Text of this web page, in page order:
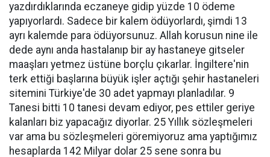
yazdırdıklarında eczaneye gidip yüzde 10 ödeme
yapıyorlardı. Sadece bir kalem ödüyorlardı, şimdi 13
ayrı kalemde para ödüyorsunuz. Allah korusun nine ile
dede aynı anda hastalanıp bir ay hastaneye gitseler
maaşları yetmez üstüne borçlu çıkarlar. İngiltere'nin
terk ettiği başlarına büyük işler açtığı şehir hastaneleri
sitemini Türkiye'de 30 adet yapmayı planladılar. 9
Tanesi bitti 10 tanesi devam ediyor, pes ettiler geriye
kalanları biz yapacağız diyorlar. 25 Yıllık sözleşmeleri
var ama bu sözleşmeleri göremiyoruz ama yaptığımız
hesaplarda 142 Milyar dolar 25 sene sonra bu